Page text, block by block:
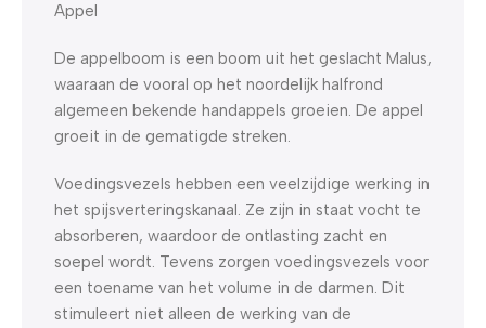
Appel
De appelboom is een boom uit het geslacht Malus,
waaraan de vooral op het noordelijk halfrond
algemeen bekende handappels groeien. De appel
groeit in de gematigde streken.
Voedingsvezels hebben een veelzijdige werking in
het spijsverteringskanaal. Ze zijn in staat vocht te
absorberen, waardoor de ontlasting zacht en
soepel wordt. Tevens zorgen voedingsvezels voor
een toename van het volume in de darmen. Dit
stimuleert niet alleen de werking van de